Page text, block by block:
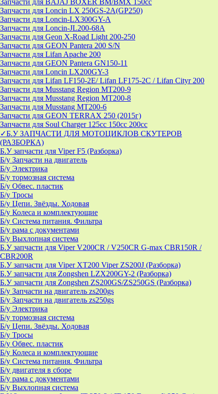
Запчасти для BAJAJ BOXER BM/ВМX 150cc
Запчасти для Loncin LX 250GS-2A(GP250)
Запчасти для Loncin-LX300GY-A
Запчасти для Loncin-JL200-68A
Запчасти для Geon X-Road Light 200-250
Запчасти для GEON Pantera 200 S/N
Запчасти для Lifan Apache 200
Запчасти для GEON Pantera GN150-11
Запчасти для Loncin LX200GY-3
Запчасти для Lifan LF150-2E/ Lifan LF175-2C / Lifan Cityr 200
Запчасти для Musstang Region MT200-9
Запчасти для Musstang Region MT200-8
Запчасти для Musstang MT200-6
Запчасти для GEON TERRAX 250 (2015г)
Запчасти для Soul Charger 125сс 150cc 200сс
✓Б.У ЗАПЧАСТИ ДЛЯ МОТОЦИКЛОВ СКУТЕРОВ
(РАЗБОРКА)
Б.У запчасти для Viper F5 (Разборка)
Б/у Запчасти на двигатель
Б/у Электрика
Б/у тормозная система
Б/у Обвес. пластик
Б/у Тросы
Б/у Цепи. Звёзды. Ходовая
Б/у Колеса и комплектующие
Б/у Система питания. Фильтра
Б/у рама с документами
Б/у Выхлопная система
Б.У запчасти для Viper V200CR / V250CR G-max CBR150R /
CBR200R
Б.У запчасти для Viper XT200 Viper ZS200J (Разборка)
Б.У запчасти для Zongshen LZX200GY-2 (Разборка)
Б.У запчасти для Zongshen ZS200GS/ZS250GS (Разборка)
Б/у Запчасти на двигатель zs200gs
Б/у Запчасти на двигатель zs250gs
Б/у Электрика
Б/у тормозная система
Б/у Цепи. Звёзды. Ходовая
Б/у Тросы
Б/у Обвес. пластик
Б/у Колеса и комплектующие
Б/у Система питания. Фильтра
Б/у двигателя в сборе
Б/у рама с документами
Б/у Выхлопная система